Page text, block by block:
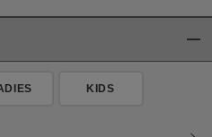
KIDS